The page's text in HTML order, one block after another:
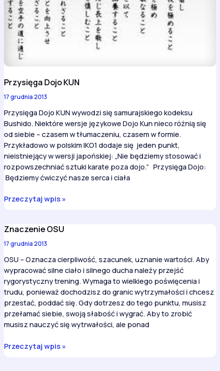
Przysięga Dojo KUN
17 grudnia 2013
Przysięga Dojo KUN wywodzi się samurajskiego kodeksu
Bushido. Niektóre wersje językowe Dojo Kun nieco różnią się
od siebie – czasem w tłumaczeniu, czasem w formie.
Przykładowo w polskim IKO1 dodaje się jeden punkt,
nieistniejący w wersji japońskiej: „Nie będziemy stosować i
rozpowszechniać sztuki karate poza dojo.” Przysięga Dojo:
Będziemy ćwiczyć nasze serca i ciała
Przysięga
Przeczytaj wpis »
Znaczenie OSU
17 grudnia 2013
OSU – Oznacza cierpliwość, szacunek, uznanie wartości. Aby
wypracować silne ciało i silnego ducha należy przejść
rygorystyczny trening. Wymaga to wielkiego poświęcenia i
trudu, ponieważ dochodzisz do granic wytrzymałości i chcesz
przestać, poddać się. Gdy dotrzesz do tego punktu, musisz
przełamać siebie, swoją słabość i wygrać. Aby to zrobić
musisz nauczyć się wytrwałości, ale ponad
Znaczenie
Przeczytaj wpis »